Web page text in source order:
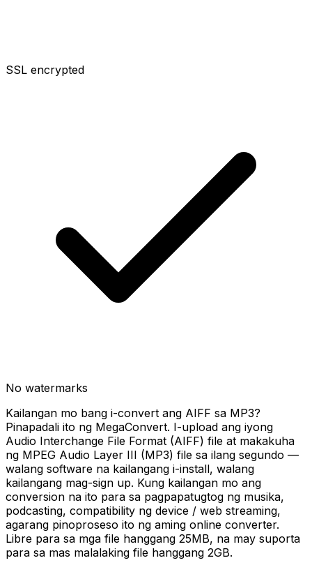
SSL encrypted
No watermarks
Kailangan mo bang i-convert ang AIFF sa MP3?
Pinapadali ito ng MegaConvert. I-upload ang iyong
Audio Interchange File Format (AIFF) file at makakuha
ng MPEG Audio Layer III (MP3) file sa ilang segundo —
walang software na kailangang i-install, walang
kailangang mag-sign up. Kung kailangan mo ang
conversion na ito para sa pagpapatugtog ng musika,
podcasting, compatibility ng device / web streaming,
agarang pinoproseso ito ng aming online converter.
Libre para sa mga file hanggang 25MB, na may suporta
para sa mas malalaking file hanggang 2GB.